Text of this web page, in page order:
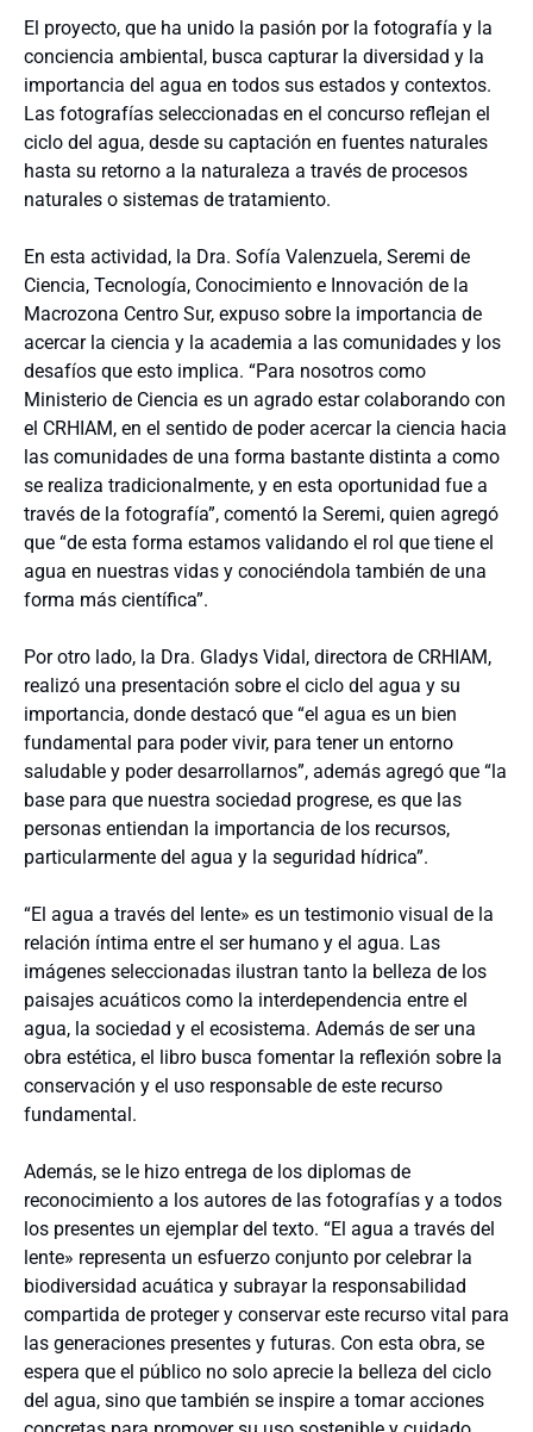
El proyecto, que ha unido la pasión por la fotografía y la
conciencia ambiental, busca capturar la diversidad y la
importancia del agua en todos sus estados y contextos.
Las fotografías seleccionadas en el concurso reflejan el
ciclo del agua, desde su captación en fuentes naturales
hasta su retorno a la naturaleza a través de procesos
naturales o sistemas de tratamiento.
En esta actividad, la Dra. Sofía Valenzuela, Seremi de
Ciencia, Tecnología, Conocimiento e Innovación de la
Macrozona Centro Sur, expuso sobre la importancia de
acercar la ciencia y la academia a las comunidades y los
desafíos que esto implica. “Para nosotros como
Ministerio de Ciencia es un agrado estar colaborando con
el CRHIAM, en el sentido de poder acercar la ciencia hacia
las comunidades de una forma bastante distinta a como
se realiza tradicionalmente, y en esta oportunidad fue a
través de la fotografía”, comentó la Seremi, quien agregó
que “de esta forma estamos validando el rol que tiene el
agua en nuestras vidas y conociéndola también de una
forma más científica”.
Por otro lado, la Dra. Gladys Vidal, directora de CRHIAM,
realizó una presentación sobre el ciclo del agua y su
importancia, donde destacó que “el agua es un bien
fundamental para poder vivir, para tener un entorno
saludable y poder desarrollarnos”, además agregó que “la
base para que nuestra sociedad progrese, es que las
personas entiendan la importancia de los recursos,
particularmente del agua y la seguridad hídrica”.
“El agua a través del lente» es un testimonio visual de la
relación íntima entre el ser humano y el agua. Las
imágenes seleccionadas ilustran tanto la belleza de los
paisajes acuáticos como la interdependencia entre el
agua, la sociedad y el ecosistema. Además de ser una
obra estética, el libro busca fomentar la reflexión sobre la
conservación y el uso responsable de este recurso
fundamental.
Además, se le hizo entrega de los diplomas de
reconocimiento a los autores de las fotografías y a todos
los presentes un ejemplar del texto. “El agua a través del
lente» representa un esfuerzo conjunto por celebrar la
biodiversidad acuática y subrayar la responsabilidad
compartida de proteger y conservar este recurso vital para
las generaciones presentes y futuras. Con esta obra, se
espera que el público no solo aprecie la belleza del ciclo
del agua, sino que también se inspire a tomar acciones